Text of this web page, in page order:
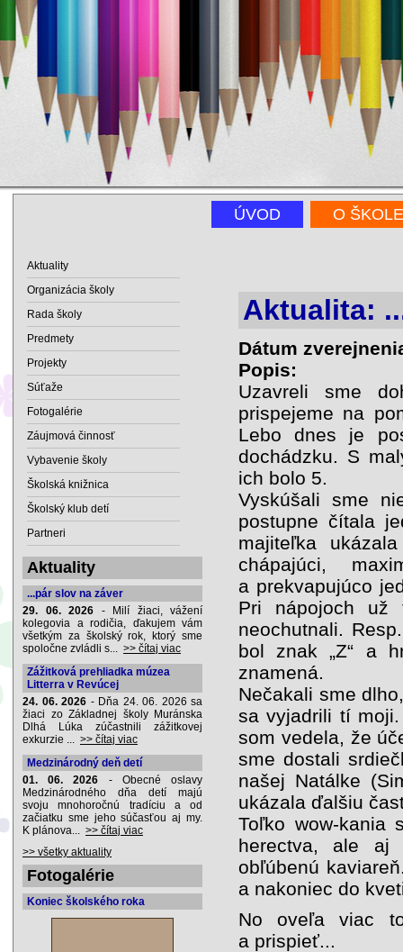
ÚVOD O ŠKOLE
Aktualita:
Dátum
Popis:
Uzavreli sme
prispejeme na
Lebo dnes je
dochádzku. S
ich bolo 5.
Vyskúšali sme
postupne čítala
majiteľka
chápajúci,
a prekvapujúco
Pri nápojoch
neochutnali.
bol znak „Z“ a
znamená.
Nečakali sme
sa vyjadrili tí
som vedela, že
sme dostali
našej Natálke
ukázala ďalšiu
Toľko wow-kania
herectva, ale aj
obľúbenú
a nakoniec do
No oveľa viac
a prispieť...
Aktuality
Organizácia školy
Rada školy
Predmety
Projekty
Súťaže
Fotogalérie
Záujmová činnosť
Vybavenie školy
Školská knižnica
Školský klub detí
Partneri
Aktuality
...pár slov na záver
29. 06. 2026 - Milí žiaci, vážení
kolegovia a rodičia, ďakujem vám
všetkým za školský rok, ktorý sme
spoločne zvládli s... >> čítaj viac
Zážitková prehliadka múzea
Litterra v Revúcej
24. 06. 2026 - Dňa 24. 06. 2026 sa
žiaci zo Základnej školy Muránska
Dlhá Lúka zúčastnili zážitkovej
exkurzie ... >> čítaj viac
Medzinárodný deň detí
01. 06. 2026 - Obecné oslavy
Medzinárodného dňa detí majú
svoju mnohoročnú tradíciu a od
začiatku sme jeho súčasťou aj my.
K plánova... >> čítaj viac
>> všetky aktuality
Fotogalérie
Koniec školského roka